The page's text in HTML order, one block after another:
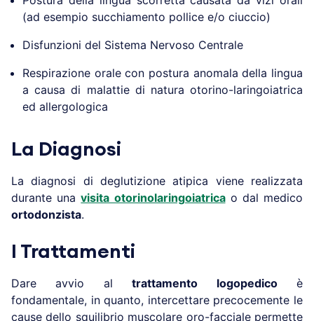
(ad esempio succhiamento pollice e/o ciuccio)
Disfunzioni del Sistema Nervoso Centrale
Respirazione orale con postura anomala della lingua
a causa di malattie di natura otorino-laringoiatrica
ed allergologica
La Diagnosi
La diagnosi di deglutizione atipica viene realizzata
durante unavisita otorinolaringoiatricao dal medico
ortodonzista.
I Trattamenti
Dare avvio altrattamento logopedicoè
fondamentale, in quanto, intercettare precocemente le
cause dello squilibrio muscolare oro-facciale permette